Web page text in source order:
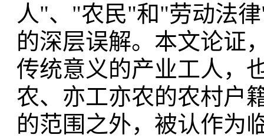
人"、"农民"和"劳动法
的深层误解。本文论证
传统意义的产业工人，
农、亦工亦农的农村户
的范围之外，被认作为